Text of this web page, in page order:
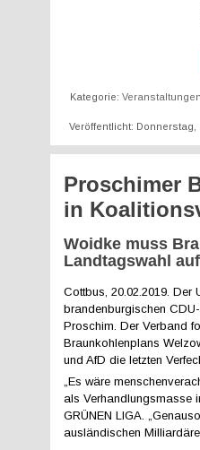
Kategorie:Veranstaltungen
Veröffentlicht: Donnerstag,
Proschimer
in
Woidke muss
Landtagswahl
Cottbus, 20.02.2019. Der
brandenburgischen
Proschim. Der Verband
Braunkohlenplans
und AfD die letzten
„Es wäre
als Verhandlungsmasse
GRÜNEN LIGA.
ausländischen